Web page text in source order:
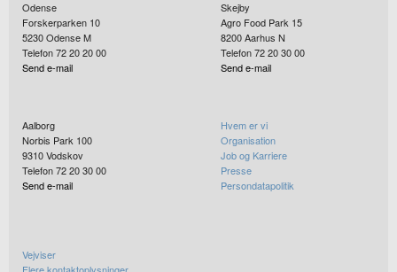
Odense
Forskerparken 10
5230Odense M
Telefon 72 20 20 00
Send e-mail
Skejby
Agro Food Park 15
8200Aarhus N
Telefon 72 20 30 00
Send e-mail
Aalborg
Norbis Park 100
9310Vodskov
Telefon 72 20 30 00
Send e-mail
Hvem er vi
Organisation
Job og Karriere
Presse
Persondatapolitik
Vejviser